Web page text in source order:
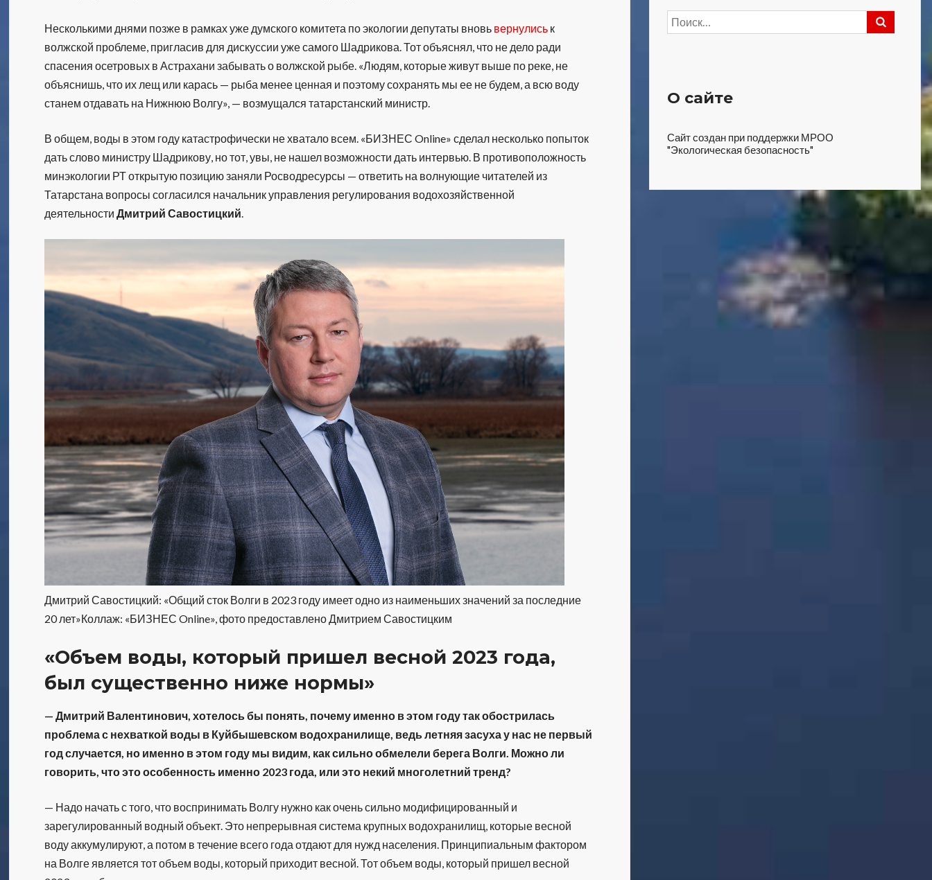
Несколькими днями позже в рамках уже думского комитета по экологии депутаты вновь вернулись к
волжской проблеме, пригласив для дискуссии уже самого Шадрикова. Тот объяснял, что не дело ради
спасения осетровых в Астрахани забывать о волжской рыбе. «Людям, которые живут выше по реке, не
объяснишь, что их лещ или карась — рыба менее ценная и поэтому сохранять мы ее не будем, а всю воду
станем отдавать на Нижнюю Волгу», — возмущался татарстанский министр.
В общем, воды в этом году катастрофически не хватало всем. «БИЗНЕС Online» сделал несколько попыток
дать слово министру Шадрикову, но тот, увы, не нашел возможности дать интервью. В противоположность
минэкологии РТ открытую позицию заняли Росводресурсы — ответить на волнующие читателей из
Татарстана вопросы согласился начальник управления регулирования водохозяйственной
деятельностиДмитрий Савостицкий.
Дмитрий Савостицкий: «Общий сток Волги в 2023 году имеет одно из наименьших значений за последние
20 лет»Коллаж: «БИЗНЕС Online», фото предоставлено Дмитрием Савостицким
«Объем воды, который пришел весной 2023 года,
был существенно ниже нормы»
— Дмитрий Валентинович, хотелось бы понять, почему именно в этом году так обострилась
проблема с нехваткой воды в Куйбышевском водохранилище, ведь летняя засуха у нас не первый
год случается, но именно в этом году мы видим, как сильно обмелели берега Волги. Можно ли
говорить, что это особенность именно 2023 года, или это некий многолетний тренд?
— Надо начать с того, что воспринимать Волгу нужно как очень сильно модифицированный и
зарегулированный водный объект. Это непрерывная система крупных водохранилищ, которые весной
воду аккумулируют, а потом в течение всего года отдают для нужд населения. Принципиальным фактором
на Волге является тот объем воды, который приходит весной. Тот объем воды, который пришел весной
Найти:
О сайте
Сайт создан при поддержки МРОО
"Экологическая безопасность"